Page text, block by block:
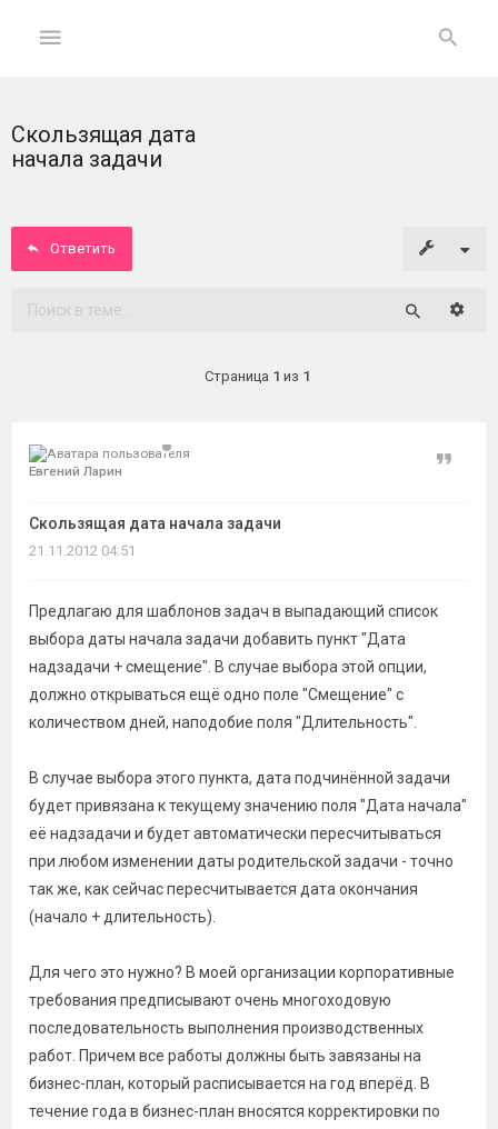
ГЛАВНАЯ
Вход
Скользящая дата
начала задачи
Ответить
Страница 1 из 1
Евгений Ларин
Скользящая дата начала задачи
Цитата
21.11.2012 04:51
Предлагаю для шаблонов задач в выпадающий список
выбора даты начала задачи добавить пункт "Дата
надзадачи + смещение". В случае выбора этой опции,
должно открываться ещё одно поле "Смещение" с
количеством дней, наподобие поля "Длительность".
В случае выбора этого пункта, дата подчинённой задачи
будет привязана к текущему значению поля "Дата начала"
её надзадачи и будет автоматически пересчитываться
при любом изменении даты родительской задачи - точно
так же, как сейчас пересчитывается дата окончания
(начало + длительность).
Для чего это нужно? В моей организации корпоративные
требования предписывают очень многоходовую
последовательность выполнения производственных
работ. Причем все работы должны быть завязаны на
бизнес-план, который расписывается на год вперёд. В
течение года в бизнес-план вносятся корректировки по